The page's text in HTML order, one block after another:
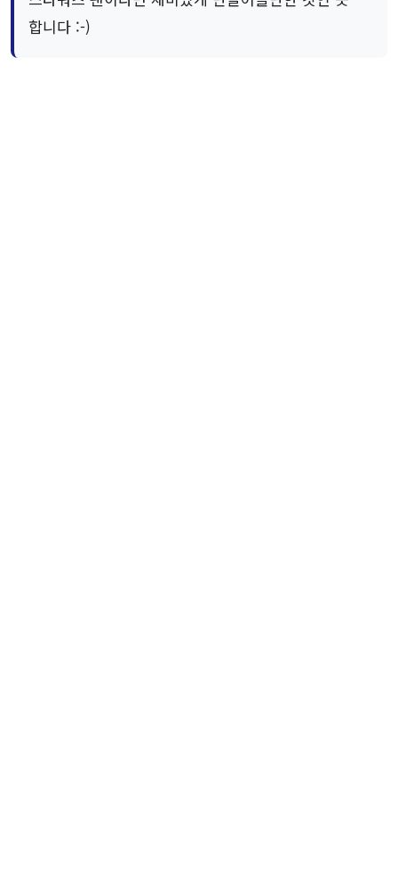
합니다 :-)